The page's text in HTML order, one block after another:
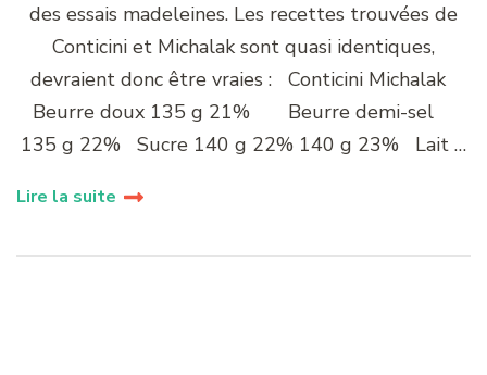
des essais madeleines. Les recettes trouvées de
Conticini et Michalak sont quasi identiques,
devraient donc être vraies : Conticini Michalak
Beurre doux 135 g 21% Beurre demi-sel
135 g 22% Sucre 140 g 22% 140 g 23% Lait …
Lire la suite